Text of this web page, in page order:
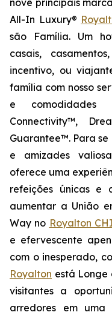
nove principais
All-In Luxury®
são Família. Um
casais,
incentivo, ou
família com nosso
e comodidades
Connectivity™,
Guarantee™. Para
e amizades
oferece uma
refeições únicas e
aumentar a União
Way no Royalton
e efervescente
com o inesperado,
Royalton está Longe
visitantes a
arredores em